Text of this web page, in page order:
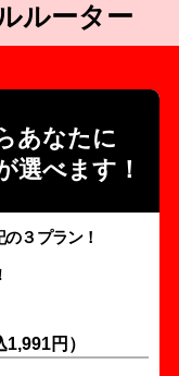
ルーター
あなたに
選べます！
３プラン！
円）